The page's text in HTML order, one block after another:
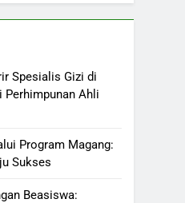
Spesialis Gizi di
Perhimpunan Ahli
Program Magang:
Sukses
Beasiswa: